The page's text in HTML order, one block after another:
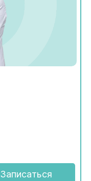
Записаться